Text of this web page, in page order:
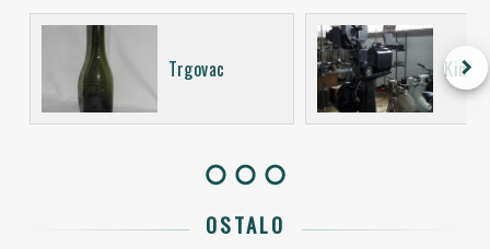
Trgovac Kino
keyboard_arrow_right
OSTALO